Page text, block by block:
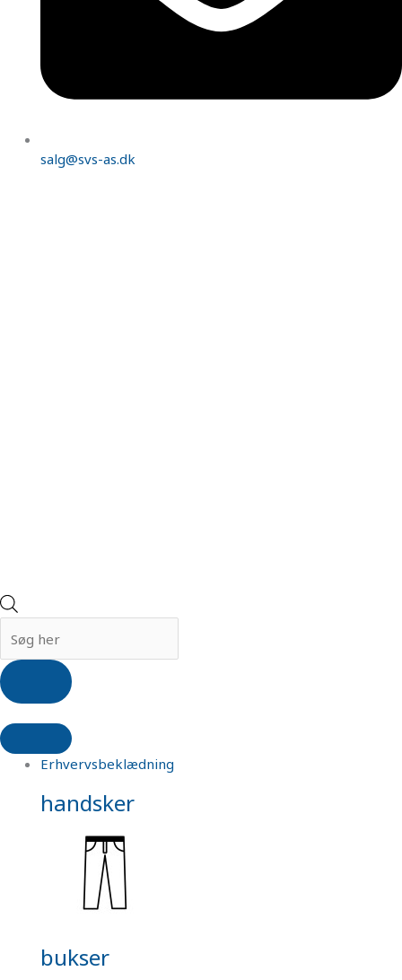
salg@svs-as.dk
Erhvervsbeklædning
handsker
bukser